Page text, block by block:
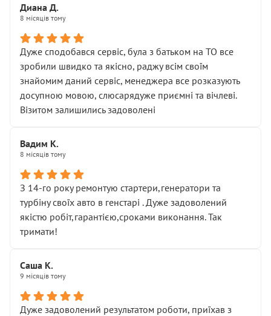
Диана Д.
8 місяців тому
Дуже сподобався сервіс, була з батьком на ТО все
зробили швидко та якісно, раджу всім своїм
знайомим даний сервіс, менеджера все розказують
досупною мовою, слюсарядуже приємні та вічлеві.
Візитом залишились задоволені
Вадим К.
8 місяців тому
З 14-го року ремонтую стартери,генератори та
турбіну своїх авто в генстарі . Дуже задоволений
якістю робіт,гарантією,сроками виконання. Так
тримати!
Саша К.
9 місяців тому
Дуже задоволений результатом роботи, приїхав з